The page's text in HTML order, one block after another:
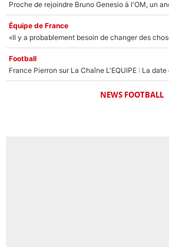
Équipe de France
Football
NEWS FOOTBALL